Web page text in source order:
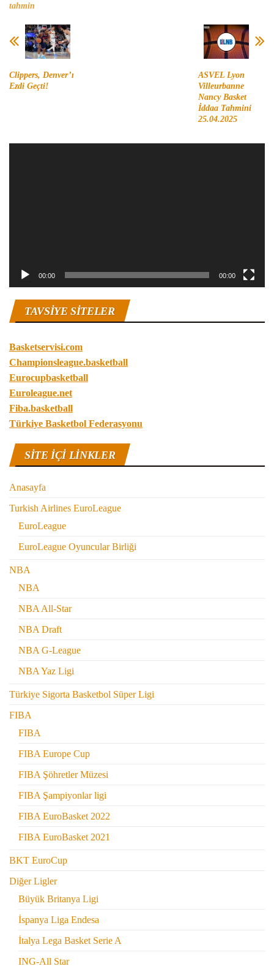
tahmin
Clippers, Denver’ı
Ezdi Geçti!
ASVEL Lyon
Villeurbanne
Nancy Basket
İddaa Tahmini
25.04.2025
00:00 00:00
TAVSIYE SITELER
Basketservisi.com
Championsleague.basketball
Eurocupbasketball
Euroleague.net
Fiba.basketball
Türkiye Basketbol Federasyonu
SITE IÇI LINKLER
Anasayfa
Turkish Airlines EuroLeague
EuroLeague
EuroLeague Oyuncular Birliği
NBA
NBA
NBA All-Star
NBA Draft
NBA G-League
NBA Yaz Ligi
Türkiye Sigorta Basketbol Süper Ligi
FIBA
FIBA
FIBA Europe Cup
FIBA Şöhretler Müzesi
FIBA Şampiyonlar ligi
FIBA EuroBasket 2022
FIBA EuroBasket 2021
BKT EuroCup
Diğer Ligler
Büyük Britanya Ligi
İspanya Liga Endesa
İtalya Lega Basket Serie A
ING-All Star